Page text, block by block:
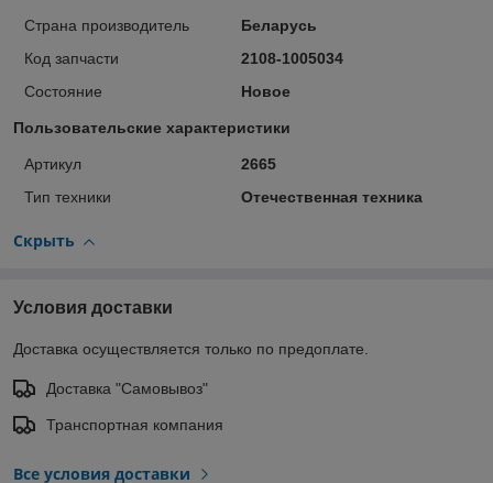
Страна производитель
Беларусь
Код запчасти
2108-1005034
Состояние
Новое
Пользовательские характеристики
Артикул
2665
Тип техники
Отечественная техника
Скрыть
Условия доставки
Доставка осуществляется только по предоплате.
Доставка "Самовывоз"
Транспортная компания
Все условия доставки